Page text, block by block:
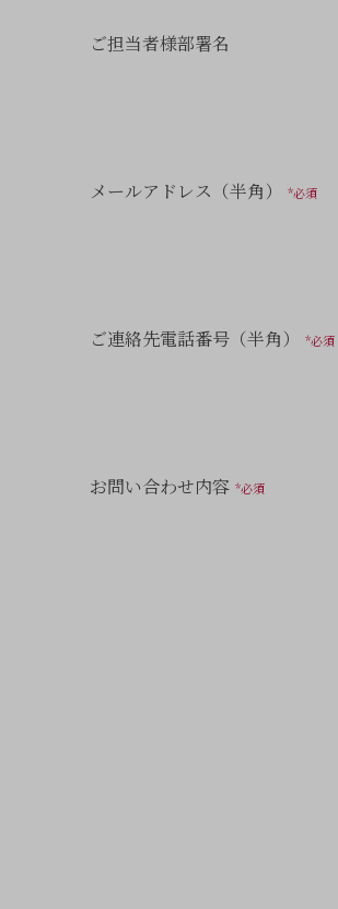
ご担当者様部署名
メールアドレス（半角） *必須
ご連絡先電話番号（半角） *必須
お問い合わせ内容 *必須